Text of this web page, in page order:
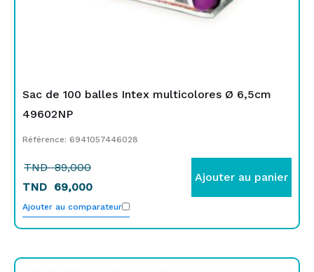
Sac de 100 balles Intex multicolores Ø 6,5cm
49602NP
Référence: 6941057446028
TND89,000
TND 69,000
Ajouter au panier
Ajouter au comparateur